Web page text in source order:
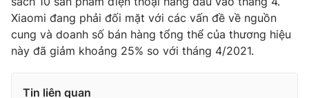
Xiaomi đang phải đối mặt với các vấn đề về nguồn
cung và doanh số bán hàng tổng thể của thương hiệu
này đã giảm khoảng 25% so với tháng 4/2021.
Tin liên quan